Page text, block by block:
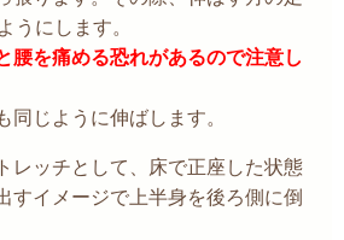
うにします。
腰を痛める恐れがあるので注意し
同じように伸ばします。
レッチとして、床で正座した状態
すイメージで上半身を後ろ側に倒